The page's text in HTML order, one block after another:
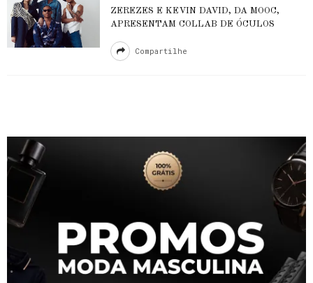
ZEREZES E KEVIN DAVID, DA MOOC,
APRESENTAM COLLAB DE ÓCULOS
Compartilhe